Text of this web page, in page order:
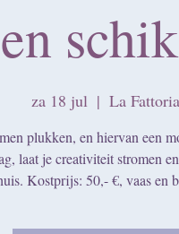
za 18 jul
  |
La
plukken, en hiervan een
laat je creativiteit stromen
Kostprijs: 50,- €, vaas en